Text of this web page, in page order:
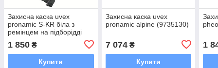
Захисна каска uvex
pronamic S-KR біла з
ремінцем на підборідді
1 850 ₴
Купити
Захисна каска uvex
pronamic alpine (9735130)
7 074₴
Купити
1